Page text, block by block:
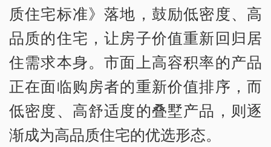
质住宅标准》落地，鼓励低密度、高
品质的住宅，让房子价值重新回归居
住需求本身。市面上高容积率的产品
正在面临购房者的重新价值排序，而
低密度、高舒适度的叠墅产品，则逐
渐成为高品质住宅的优选形态。